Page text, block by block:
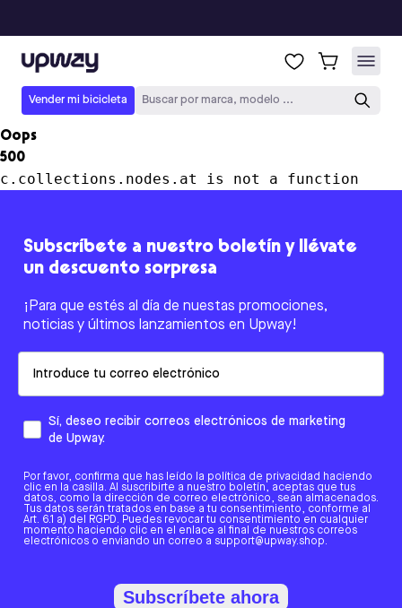
Upway
Vender mi bicicleta Buscar por marca, modelo ...
Oops
500
c.collections.nodes.at is not a function
Subscríbete a nuestro boletín y llévate
un descuento sorpresa
¡Para que estés al día de nuestas promociones,
noticias y últimos lanzamientos en Upway!
Sí, deseo recibir correos electrónicos de marketing
de Upway.
Por favor, confirma que has leído la política de privacidad haciendo
clic en la casilla. Al suscribirte a nuestro boletín, aceptas que tus
datos, como la dirección de correo electrónico, sean almacenados.
Tus datos serán tratados en base a tu consentimiento, conforme al
Art. 6.1 a) del RGPD. Puedes revocar tu consentimiento en cualquier
momento haciendo clic en el enlace al final de nuestros correos
electrónicos o enviando un correo a support@upway.shop.
Subscríbete ahora